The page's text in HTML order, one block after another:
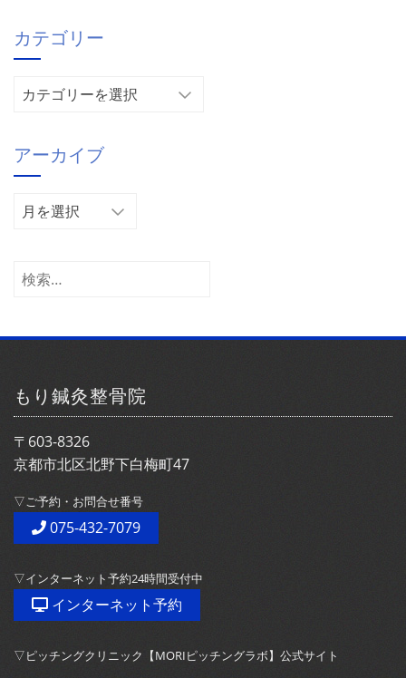
カテゴリー
リ
ー
アーカイブ
ア
イ
検
もり鍼灸整骨院
〒603-8326
京都市北区北野下白梅町47
▽ご予約・お問合せ番号
075-432-7079
▽インターネット予約24時間受付中
インターネット予約
▽ピッチングクリニック【MORIピッチングラボ】公式サイト